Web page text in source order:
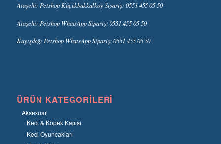
Ataşehir Petshop Küçükbakkalköy Sipariş: 0551 455 05 50
Ataşehir Petshop WhatsApp Sipariş: 0551 455 05 50
Kayışdağı Petshop WhatsApp Sipariş: 0551 455 05 50
ÜRÜN KATEGORILERI
Aksesuar
Kedi & Köpek Kapısı
Kedi Oyuncakları